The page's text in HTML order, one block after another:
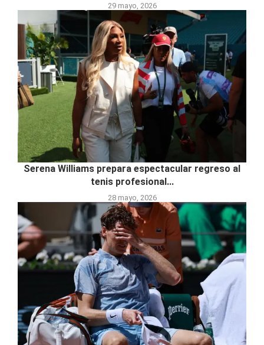
29 mayo, 2026
Serena Williams prepara espectacular regreso al
tenis profesional...
28 mayo, 2026